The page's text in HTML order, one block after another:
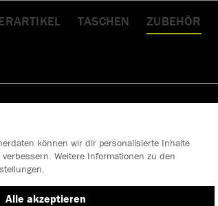
TASCHEN ZUBEHÖR
können wir dir personalisierte Inhalte
Weitere Informationen zu den
Alle akzeptieren